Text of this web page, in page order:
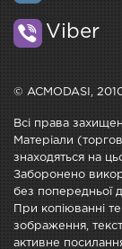
Viber
© ACMODASI,
Всі права
Матеріали
знаходяться на
Заборонено
без попередньої
При копіюванні
зображення,
активне